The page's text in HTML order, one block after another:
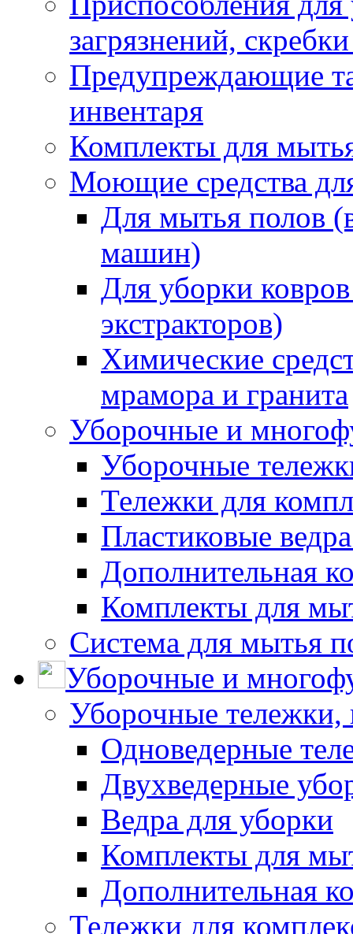
загрязнений,
Предупреждающие
инвентаря
Комплекты для
Моющие средства
Для мытья полов
машин)
Для уборки
экстракторов)
Химические
мрамора и гранита
Уборочные и
Уборочные
Тележки для
Пластиковые
Дополнительная
Комплекты для
Система для мытья
Уборочные и
Уборочные тележки,
Одноведерные
Двухведерные
Ведра для уборки
Комплекты для
Дополнительная
Тележки для